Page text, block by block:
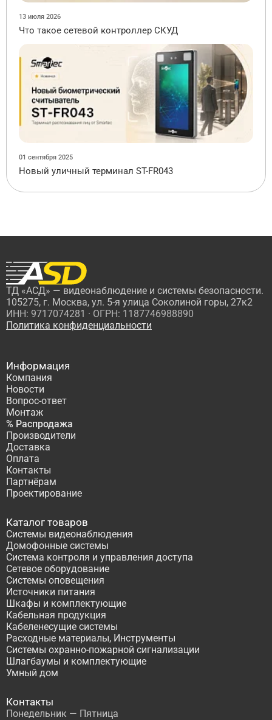
13 июля 2026
Что такое сетевой контроллер СКУД
01 сентября 2025
Новый уличный терминал ST-FR043
ТД «АСД» — видеонаблюдение и системы безопасности.
105275, г. Москва, ул. 5-я улица Соколиной горы, 27к2
ИНН: 9717074281 · ОГРН: 1187746988890
Политика конфиденциальности
Информация
Компания
Новости
Вопрос-ответ
Монтаж
% Распродажа
Производители
Доставка
Оплата
Контакты
Партнёрам
Проектирование
Каталог товаров
Системы видеонаблюдения
Домофонные системы
Система контроля и управления доступа
Сетевое оборудование
Системы оповещения
Источники питания
Шкафы и комплектующие
Кабельная продукция
Кабеленесущие системы
Расходные материалы, Инструменты
Системы охранно-пожарной сигнализации
Шлагбаумы и комплектующие
Умный дом
Контакты
Понедельник — Пятница